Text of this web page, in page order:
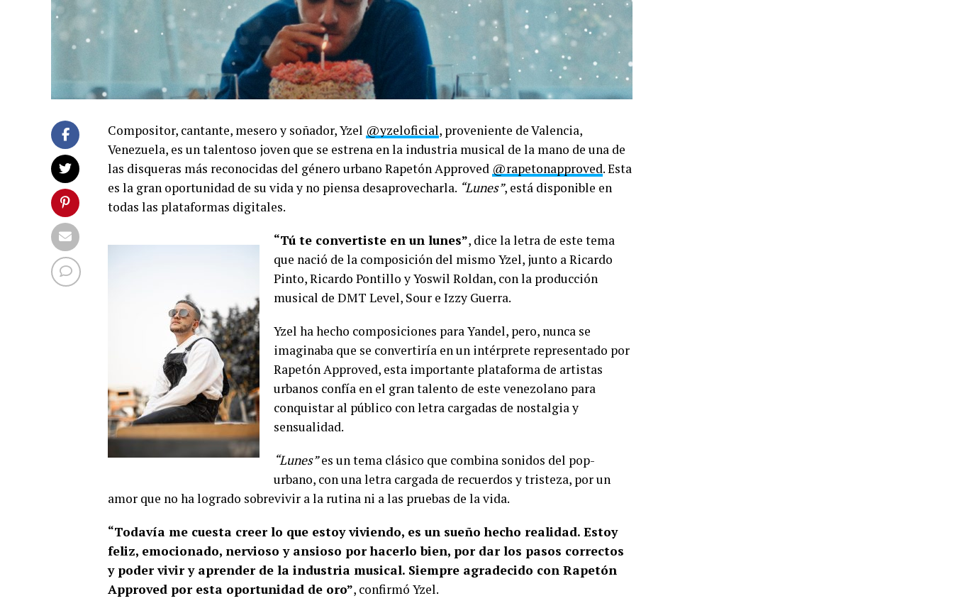
Compositor, cantante, mesero y soñador, Yzel @yzeloficial, proveniente de Valencia,
Venezuela, es un talentoso joven que se estrena en la industria musical de la mano de una de
las disqueras más reconocidas del género urbano Rapetón Approved @rapetonapproved. Esta
es la gran oportunidad de su vida y no piensa desaprovecharla. “Lunes”, está disponible en
todas las plataformas digitales.
“Tú te convertiste en un lunes”, dice la letra de este tema
que nació de la composición del mismo Yzel, junto a Ricardo
Pinto, Ricardo Pontillo y Yoswil Roldan, con la producción
musical de DMT Level, Sour e Izzy Guerra.
Yzel ha hecho composiciones para Yandel, pero, nunca se
imaginaba que se convertiría en un intérprete representado por
Rapetón Approved, esta importante plataforma de artistas
urbanos confía en el gran talento de este venezolano para
conquistar al público con letra cargadas de nostalgia y
sensualidad.
“Lunes”es un tema clásico que combina sonidos del pop-
urbano, con una letra cargada de recuerdos y tristeza, por un
amor que no ha logrado sobrevivir a la rutina ni a las pruebas de la vida.
“Todavía me cuesta creer lo que estoy viviendo, es un sueño hecho realidad. Estoy
feliz, emocionado, nervioso y ansioso por hacerlo bien, por dar los pasos correctos
y poder vivir y aprender de la industria musical. Siempre agradecido con Rapetón
Approved por esta oportunidad de oro”, confirmó Yzel.